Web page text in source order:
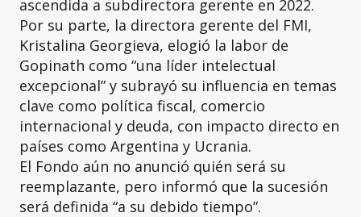
ascendida a subdirectora gerente en 2022.
Por su parte, la directora gerente del FMI,
Kristalina Georgieva, elogió la labor de
Gopinath como “una líder intelectual
excepcional” y subrayó su influencia en temas
clave como política fiscal, comercio
internacional y deuda, con impacto directo en
países como Argentina y Ucrania.
El Fondo aún no anunció quién será su
reemplazante, pero informó que la sucesión
será definida “a su debido tiempo”.